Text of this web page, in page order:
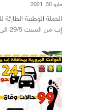
مايو 30, 2021
الحملة الوطنية
إب من السبت 29/5 الى الاثنين 31/5/2021م